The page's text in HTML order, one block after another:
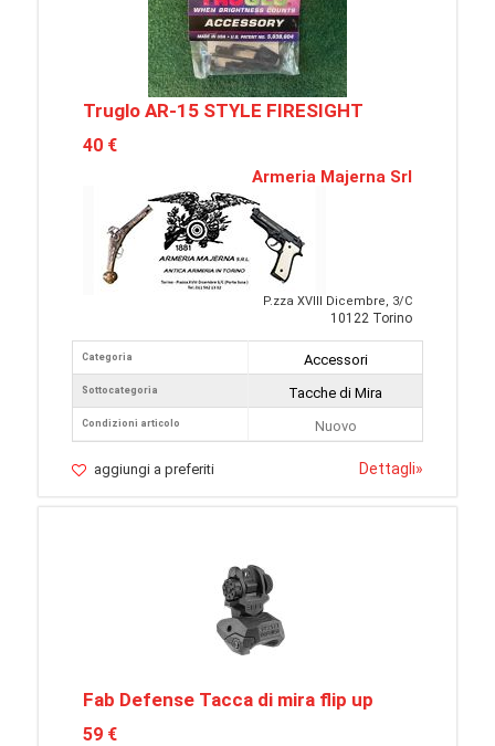
Truglo AR-15 STYLE FIRESIGHT
40 €
Armeria Majerna Srl
P.zza XVIII Dicembre, 3/C
10122 Torino
Categoria
Sottocategoria
Condizioni articolo
Accessori
Tacche di Mira
Nuovo
aggiungi a preferiti Dettagli»
Fab Defense Tacca di mira flip up
59 €